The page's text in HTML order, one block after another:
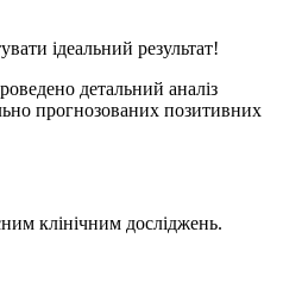
ідеальний результат!
детальний аналіз
прогнозованих позитивних
клінічним досліджень.